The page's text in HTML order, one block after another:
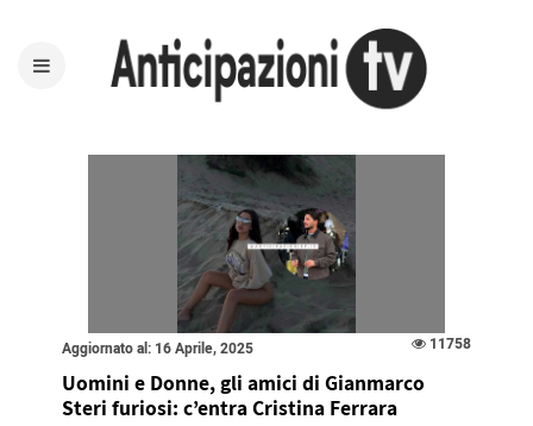
Aggiornato al: 16 Aprile, 2025 11758
Uomini e Donne, gli amici di Gianmarco
Steri furiosi: c’entra Cristina Ferrara